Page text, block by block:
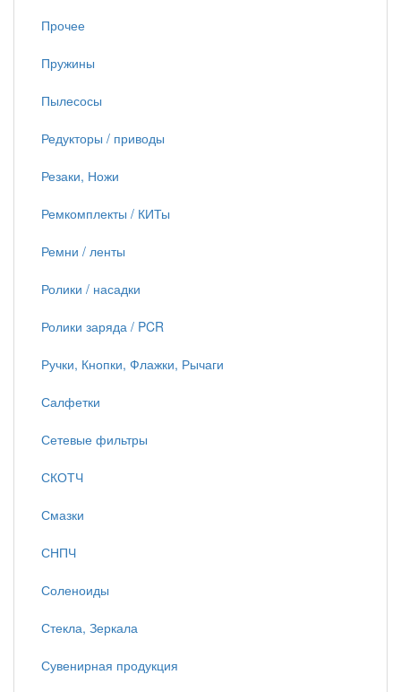
Прочее
Пружины
Пылесосы
Редукторы / приводы
Резаки, Ножи
Ремкомплекты / КИТы
Ремни / ленты
Ролики / насадки
Ролики заряда / PCR
Ручки, Кнопки, Флажки, Рычаги
Салфетки
Сетевые фильтры
СКОТЧ
Смазки
СНПЧ
Соленоиды
Стекла, Зеркала
Сувенирная продукция